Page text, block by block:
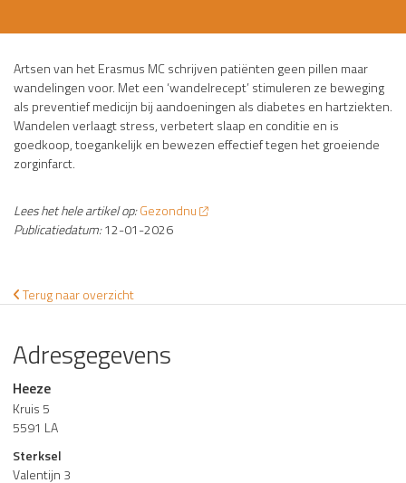
Artsen van het Erasmus MC schrijven patiënten geen pillen maar
wandelingen voor. Met een ‘wandelrecept’ stimuleren ze beweging
als preventief medicijn bij aandoeningen als diabetes en hartziekten.
Wandelen verlaagt stress, verbetert slaap en conditie en is
goedkoop, toegankelijk en bewezen effectief tegen het groeiende
zorginfarct.
Lees het hele artikel op:Gezondnu
Publicatiedatum:12-01-2026
Terug naar overzicht
Adresgegevens
Heeze
Kruis 5
5591 LA
Sterksel
Valentijn 3